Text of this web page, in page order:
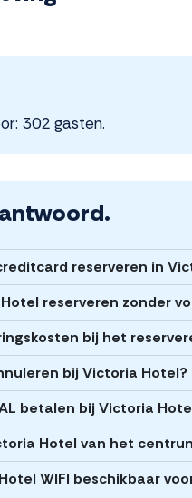
302 gasten.
reserveren in
reserveren zonder
bij het
bij Victoria Hotel?
betalen bij Victoria
Hotel van het
WIFI beschikbaar